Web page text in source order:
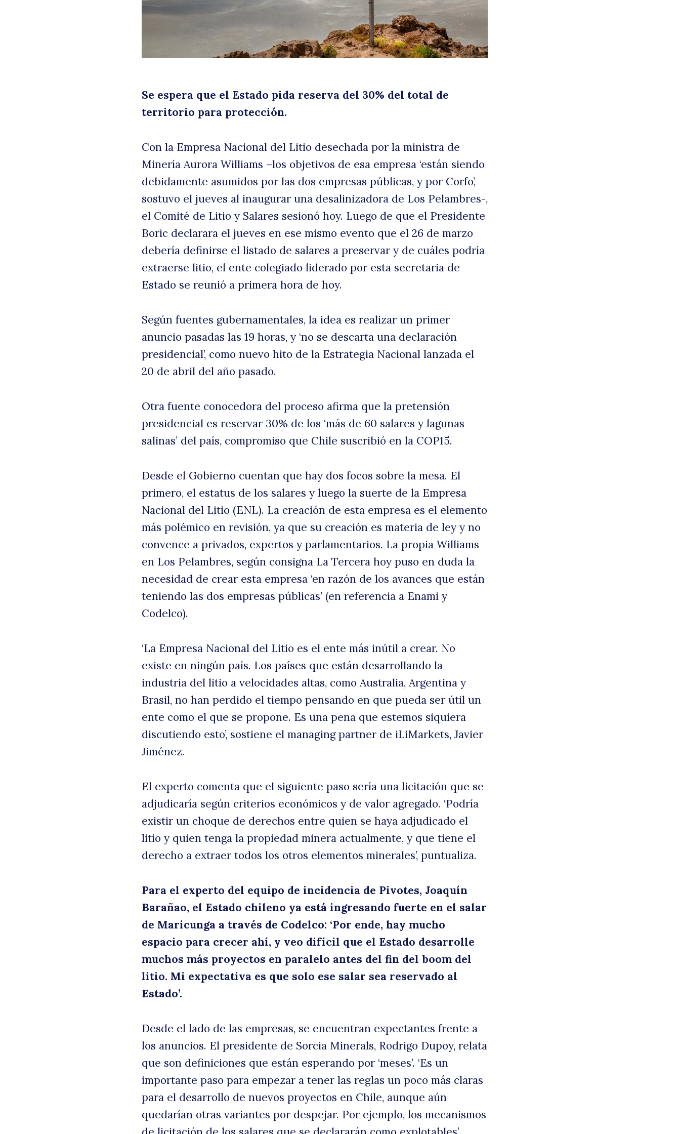
por
sobre
Buscar
Se espera que el Estado pida reserva del 30% del total de
territorio para protección.
Con la Empresa Nacional del Litio desechada por la ministra de
Minería Aurora Williams –los objetivos de esa empresa ‘están siendo
debidamente asumidos por las dos empresas públicas, y por Corfo’,
sostuvo el jueves al inaugurar una desalinizadora de Los Pelambres-,
el Comité de Litio y Salares sesionó hoy. Luego de que el Presidente
Boric declarara el jueves en ese mismo evento que el 26 de marzo
debería definirse el listado de salares a preservar y de cuáles podría
extraerse litio, el ente colegiado liderado por esta secretaria de
Estado se reunió a primera hora de hoy.
Según fuentes gubernamentales, la idea es realizar un primer
anuncio pasadas las 19 horas, y ‘no se descarta una declaración
presidencial’, como nuevo hito de la Estrategia Nacional lanzada el
20 de abril del año pasado.
Otra fuente conocedora del proceso afirma que la pretensión
presidencial es reservar 30% de los ‘más de 60 salares y lagunas
salinas’ del país, compromiso que Chile suscribió en la COP15.
Desde el Gobierno cuentan que hay dos focos sobre la mesa. El
primero, el estatus de los salares y luego la suerte de la Empresa
Nacional del Litio (ENL). La creación de esta empresa es el elemento
más polémico en revisión, ya que su creación es materia de ley y no
convence a privados, expertos y parlamentarios. La propia Williams
en Los Pelambres, según consigna La Tercera hoy puso en duda la
necesidad de crear esta empresa ‘en razón de los avances que están
teniendo las dos empresas públicas’ (en referencia a Enami y
Codelco).
‘La Empresa Nacional del Litio es el ente más inútil a crear. No
existe en ningún país. Los países que están desarrollando la
industria del litio a velocidades altas, como Australia, Argentina y
Brasil, no han perdido el tiempo pensando en que pueda ser útil un
ente como el que se propone. Es una pena que estemos siquiera
discutiendo esto’, sostiene el managing partner de iLiMarkets, Javier
Jiménez.
El experto comenta que el siguiente paso sería una licitación que se
adjudicaría según criterios económicos y de valor agregado. ‘Podría
existir un choque de derechos entre quien se haya adjudicado el
litio y quien tenga la propiedad minera actualmente, y que tiene el
derecho a extraer todos los otros elementos minerales’, puntualiza.
Para el experto del equipo de incidencia de Pivotes, Joaquín
Barañao, el Estado chileno ya está ingresando fuerte en el salar
de Maricunga a través de Codelco: ‘Por ende, hay mucho
espacio para crecer ahí, y veo difícil que el Estado desarrolle
muchos más proyectos en paralelo antes del fin del boom del
litio. Mi expectativa es que solo ese salar sea reservado al
Estado’.
Desde el lado de las empresas, se encuentran expectantes frente a
los anuncios. El presidente de Sorcia Minerals, Rodrigo Dupoy, relata
que son definiciones que están esperando por ‘meses’. ‘Es un
importante paso para empezar a tener las reglas un poco más claras
para el desarrollo de nuevos proyectos en Chile, aunque aún
quedarían otras variantes por despejar. Por ejemplo, los mecanismos